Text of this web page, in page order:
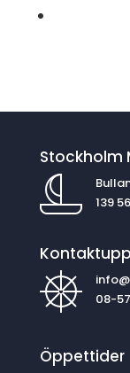
Stockholm
139
08-
Öppettider